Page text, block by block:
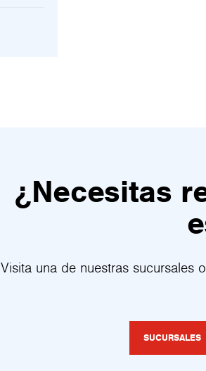
¿Necesitas
Visita una de nuestras sucursales
SUCURSALES